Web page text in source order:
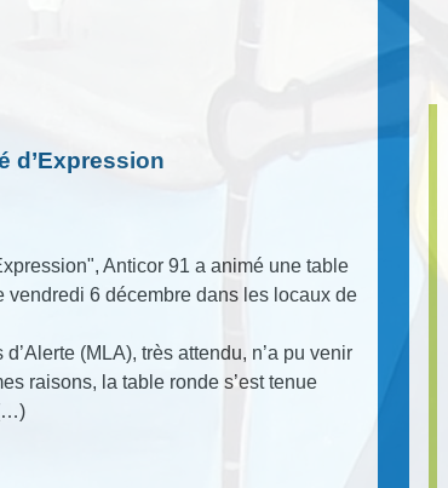
d’Expression
Anticor 91 a animé une table
vendredi 6 décembre dans les locaux de
(MLA), très attendu, n’a pu venir
raisons, la table ronde s’est tenue